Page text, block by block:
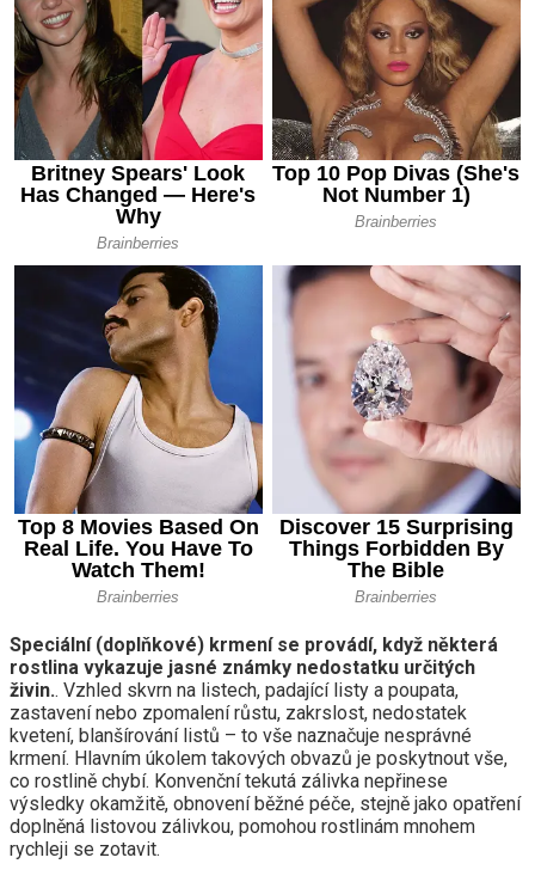
Speciální (doplňkové) krmení se provádí, když některá
rostlina vykazuje jasné známky nedostatku určitých
živin.. Vzhled skvrn na listech, padající listy a poupata,
zastavení nebo zpomalení růstu, zakrslost, nedostatek
kvetení, blanšírování listů – to vše naznačuje nesprávné
krmení. Hlavním úkolem takových obvazů je poskytnout vše,
co rostlině chybí. Konvenční tekutá zálivka nepřinese
výsledky okamžitě, obnovení běžné péče, stejně jako opatření
doplněná listovou zálivkou, pomohou rostlinám mnohem
rychleji se zotavit.